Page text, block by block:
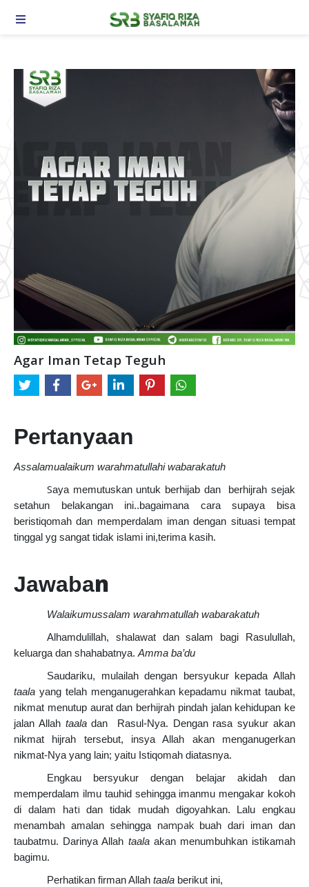
TOGGLE NAVIGATION
Agar Iman Tetap Teguh
Pertanyaan
Assalamualaikum warahmatullahi wabarakatuh
Saya memutuskan untuk berhijab dan berhijrah sejak
setahun belakangan ini..bagaimana cara supaya bisa
beristiqomah dan memperdalam iman dengan situasi tempat
tinggal yg sangat tidak islami ini,terima kasih.
Jawaban
Walaikumussalam warahmatullah wabarakatuh
Alhamdulillah, shalawat dan salam bagi Rasulullah,
keluarga dan shahabatnya. Amma ba’du
Saudariku, mulailah dengan bersyukur kepada Allah
taala yang telah menganugerahkan kepadamu nikmat taubat,
nikmat menutup aurat dan berhijrah pindah jalan kehidupan ke
jalan Allah taaladan Rasul-Nya.
Dengan rasa syukur akan
nikmat hijrah tersebut, insya Allah akan menganugerkan
nikmat-Nya yang lain; yaitu Istiqomah diatasnya.
Engkau bersyukur dengan belajar akidah dan
memperdalam ilmu tauhid sehingga imanmu mengakar kokoh
di dalam hati dan tidak mudah digoyahkan. Lalu engkau
menambah amalan sehingga nampakbuah dari iman dan
taubatmu. Darinya Allah taalaakan menumbuhkan istikamah
bagimu.
Perhatikan firman Allah taala berikut ini,